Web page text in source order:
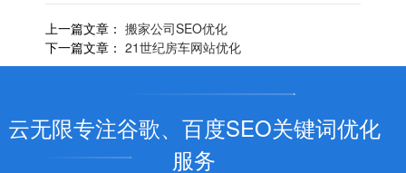
上一篇文章： 搬家公司SEO优化
下一篇文章： 21世纪房车网站优化
云无限专注谷歌、百度SEO关键词优化
服务